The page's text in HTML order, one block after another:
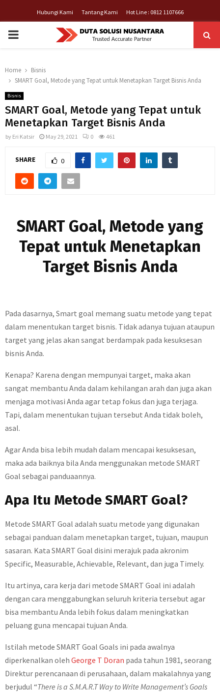
Hubungi Kami Tantang Kami Hot Line : 0812 1107666
PRIMARY
Home
Bisnis
SMART Goal, Metode yang Tepat untuk Menetapkan Target Bisnis Anda
Bisnis
SMART Goal, Metode yang Tepat untuk
Menetapkan Target Bisnis Anda
by Eri Katsir May 29, 2021 0 461
SHARE 0
SMART Goal, Metode yang
Tepat untuk Menetapkan
Target Bisnis Anda
Pada dasarnya, Smart goal memang suatu metode yang tepat
dalam menentukan target bisnis. Tidak adanya tujuan ataupun
target yang jelas akan sangat berdampak pada kesuksesan
bisnis Anda.
Kenapa? Karena dengan mempunyai target, maka akan
sangat membantu Anda dalam kehilangan arah dan juga akan
menjaga motivasi Anda agar tetap fokus dan juga terjaga.
Tapi, dalam menentukan tujuan tersebut Anda tidak boleh,
asal.
Agar Anda bisa lebih mudah dalam mencapai kesuksesan,
maka ada baiknya bila Anda menggunakan metode SMART
Goal sebagai panduaannya.
Apa Itu Metode SMART Goal?
Metode SMART Goal adalah suatu metode yang digunakan
sebagai panduan dalam menetapkan target, tujuan, maupun
sasaran. Kata SMART Goal disini merajuk pada akronim
Specific, Measurable, Achievable, Relevant, dan juga Timely.
Itu artinya, cara kerja dari metode SMART Goal ini adalah
dengan cara menggabungkan seluruh kriteria tersebut agar
bisa membantu Anda lebih fokus dalam meningkatkan
peluang guna mencapai tujuan Anda.
Istilah metode SMART Goal Goals ini pada awalnya
diperkenalkan oleh George T Doran pada tahun 1981, seorang
Direktur perencanaan di perusahaan, dalam makalahnya yang
berjudul “There is a S.M.A.R.T Way to Write Management’s Goals